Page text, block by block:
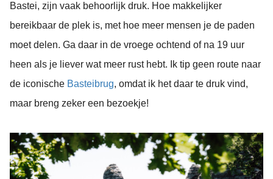
Bastei, zijn vaak behoorlijk druk. Hoe makkelijker
bereikbaar de plek is, met hoe meer mensen je de paden
moet delen. Ga daar in de vroege ochtend of na 19 uur
heen als je liever wat meer rust hebt. Ik tip geen route naar
de iconische Basteibrug, omdat ik het daar te druk vind,
maar breng zeker een bezoekje!